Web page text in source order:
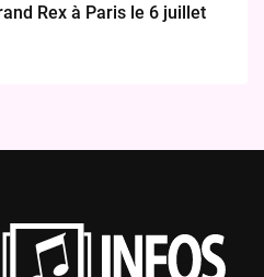
Rex à Paris le 6 juillet